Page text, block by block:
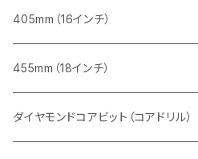
ヒューム管・U字溝切断用
FRP切断用
塩ビ管・キッチンパネル切断用
ヒューム管・U字溝切断用
鋳鉄管切断用
ヒューム管・U字溝切断用
インターロッキング切断用
鋳鉄管切断用
ヒューム管・U字溝切断用
レンガ切断用
インターロッキング切断用
鋳鉄管切断用
レンガ切断用
インターロッキング切断用
一般道路カッター用
ヒューム管・U字溝切断用
セグメント
セグメント（特殊凹凸加工チップ
鉄筋コンクリート切断用
セグメントタイプ
コンクリート切断用
セグメント
ブロック切断用
みかげ石（御影石）切断用
セグメント
セグメント（特殊凸凹加工チップ
鉄筋コンクリート切断用
セグメントタイプ
コンクリート切断用
405mm（16インチ）
みかげ石（御影石）切断用
セグメントタイプ
コンクリート切断用
455mm（18インチ）
道路コンクリート切断用
ダイヤモンドコアビット（コアドリル）